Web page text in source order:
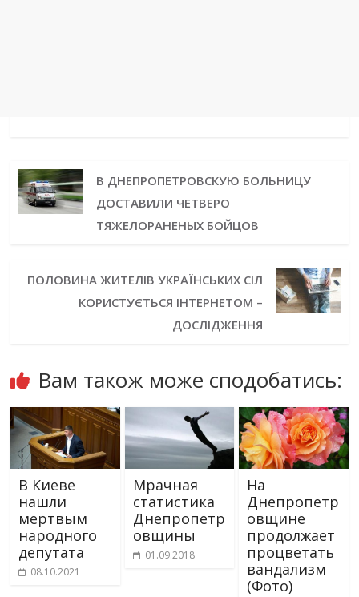
В ДНЕПРОПЕТРОВСКУЮ БОЛЬНИЦУ
ДОСТАВИЛИ ЧЕТВЕРО
ТЯЖЕЛОРАНЕНЫХ БОЙЦОВ
ПОЛОВИНА ЖИТЕЛІВ УКРАЇНСЬКИХ СІЛ
КОРИСТУЄТЬСЯ ІНТЕРНЕТОМ –
ДОСЛІДЖЕННЯ
Вам також може сподобатись:
В Киеве
нашли
мертвым
народного
депутата
08.10.2021
Мрачная
статистика
Днепропетр
овщины
01.09.2018
На
Днепропетр
овщине
продолжает
процветать
вандализм
(Фото)